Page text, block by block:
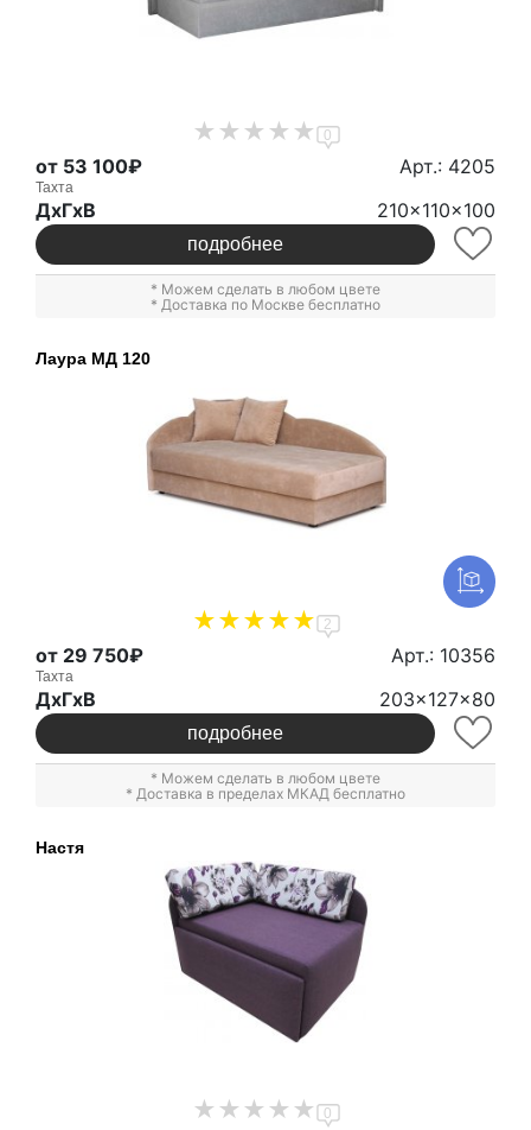
0
от 53 100₽ Арт.: 4205
Тахта
ДxГxВ 210x110x100
подробнее
* Можем сделать в любом цвете
* Доставка по Москве бесплатно
Лаура МД 120
2
от 29 750₽ Арт.: 10356
Тахта
ДxГxВ 203x127x80
подробнее
* Можем сделать в любом цвете
* Доставка в пределах МКАД бесплатно
Настя
0